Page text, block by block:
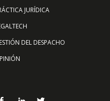
JURÍDICA
DEL DESPACHO